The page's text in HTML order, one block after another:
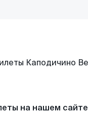
на нашем сайте